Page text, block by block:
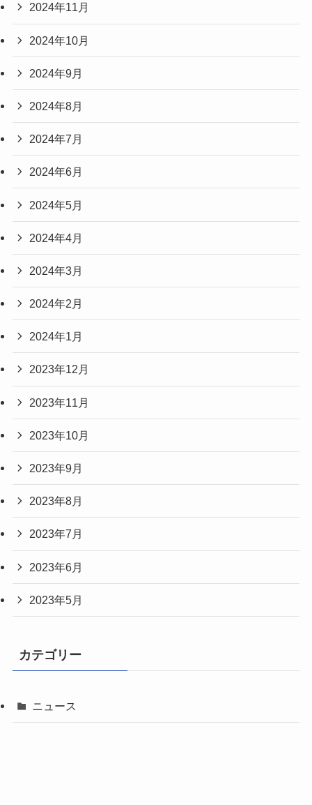
2024年11月
2024年10月
2024年9月
2024年8月
2024年7月
2024年6月
2024年5月
2024年4月
2024年3月
2024年2月
2024年1月
2023年12月
2023年11月
2023年10月
2023年9月
2023年8月
2023年7月
2023年6月
2023年5月
カテゴリー
ニュース